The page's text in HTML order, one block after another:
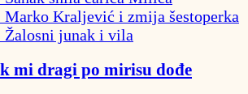
Marko Kraljević i zmija šestoperka
Žalosni junak i vila
mi dragi po mirisu dođe